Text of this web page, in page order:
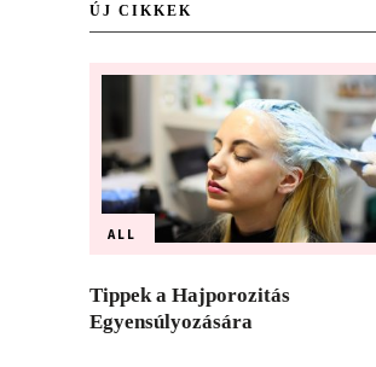
ÚJ CIKKEK
ALL
Tippek a Hajporozitás
Egyensúlyozására